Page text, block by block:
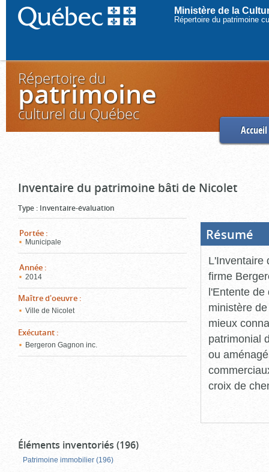
Ministère de la
Répertoire du patrimoine
Répertoire du
patrimoine
culturel du Québec
Accueil
Inventaire du patrimoine bâti de Nicolet
Type : Inventaire-évaluation
Portée :
Municipale
Année :
2014
Maître d'oeuvre :
Ville de Nicolet
Exécutant :
Bergeron Gagnon inc.
Résumé
L'Inventaire
firme
l'Entente de
ministère
mieux
patrimonial
ou
croix de
Éléments inventoriés (196)
Patrimoine immobilier (196)